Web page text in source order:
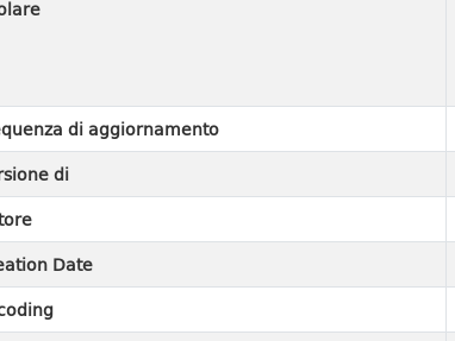
di aggiornamento
di
Date